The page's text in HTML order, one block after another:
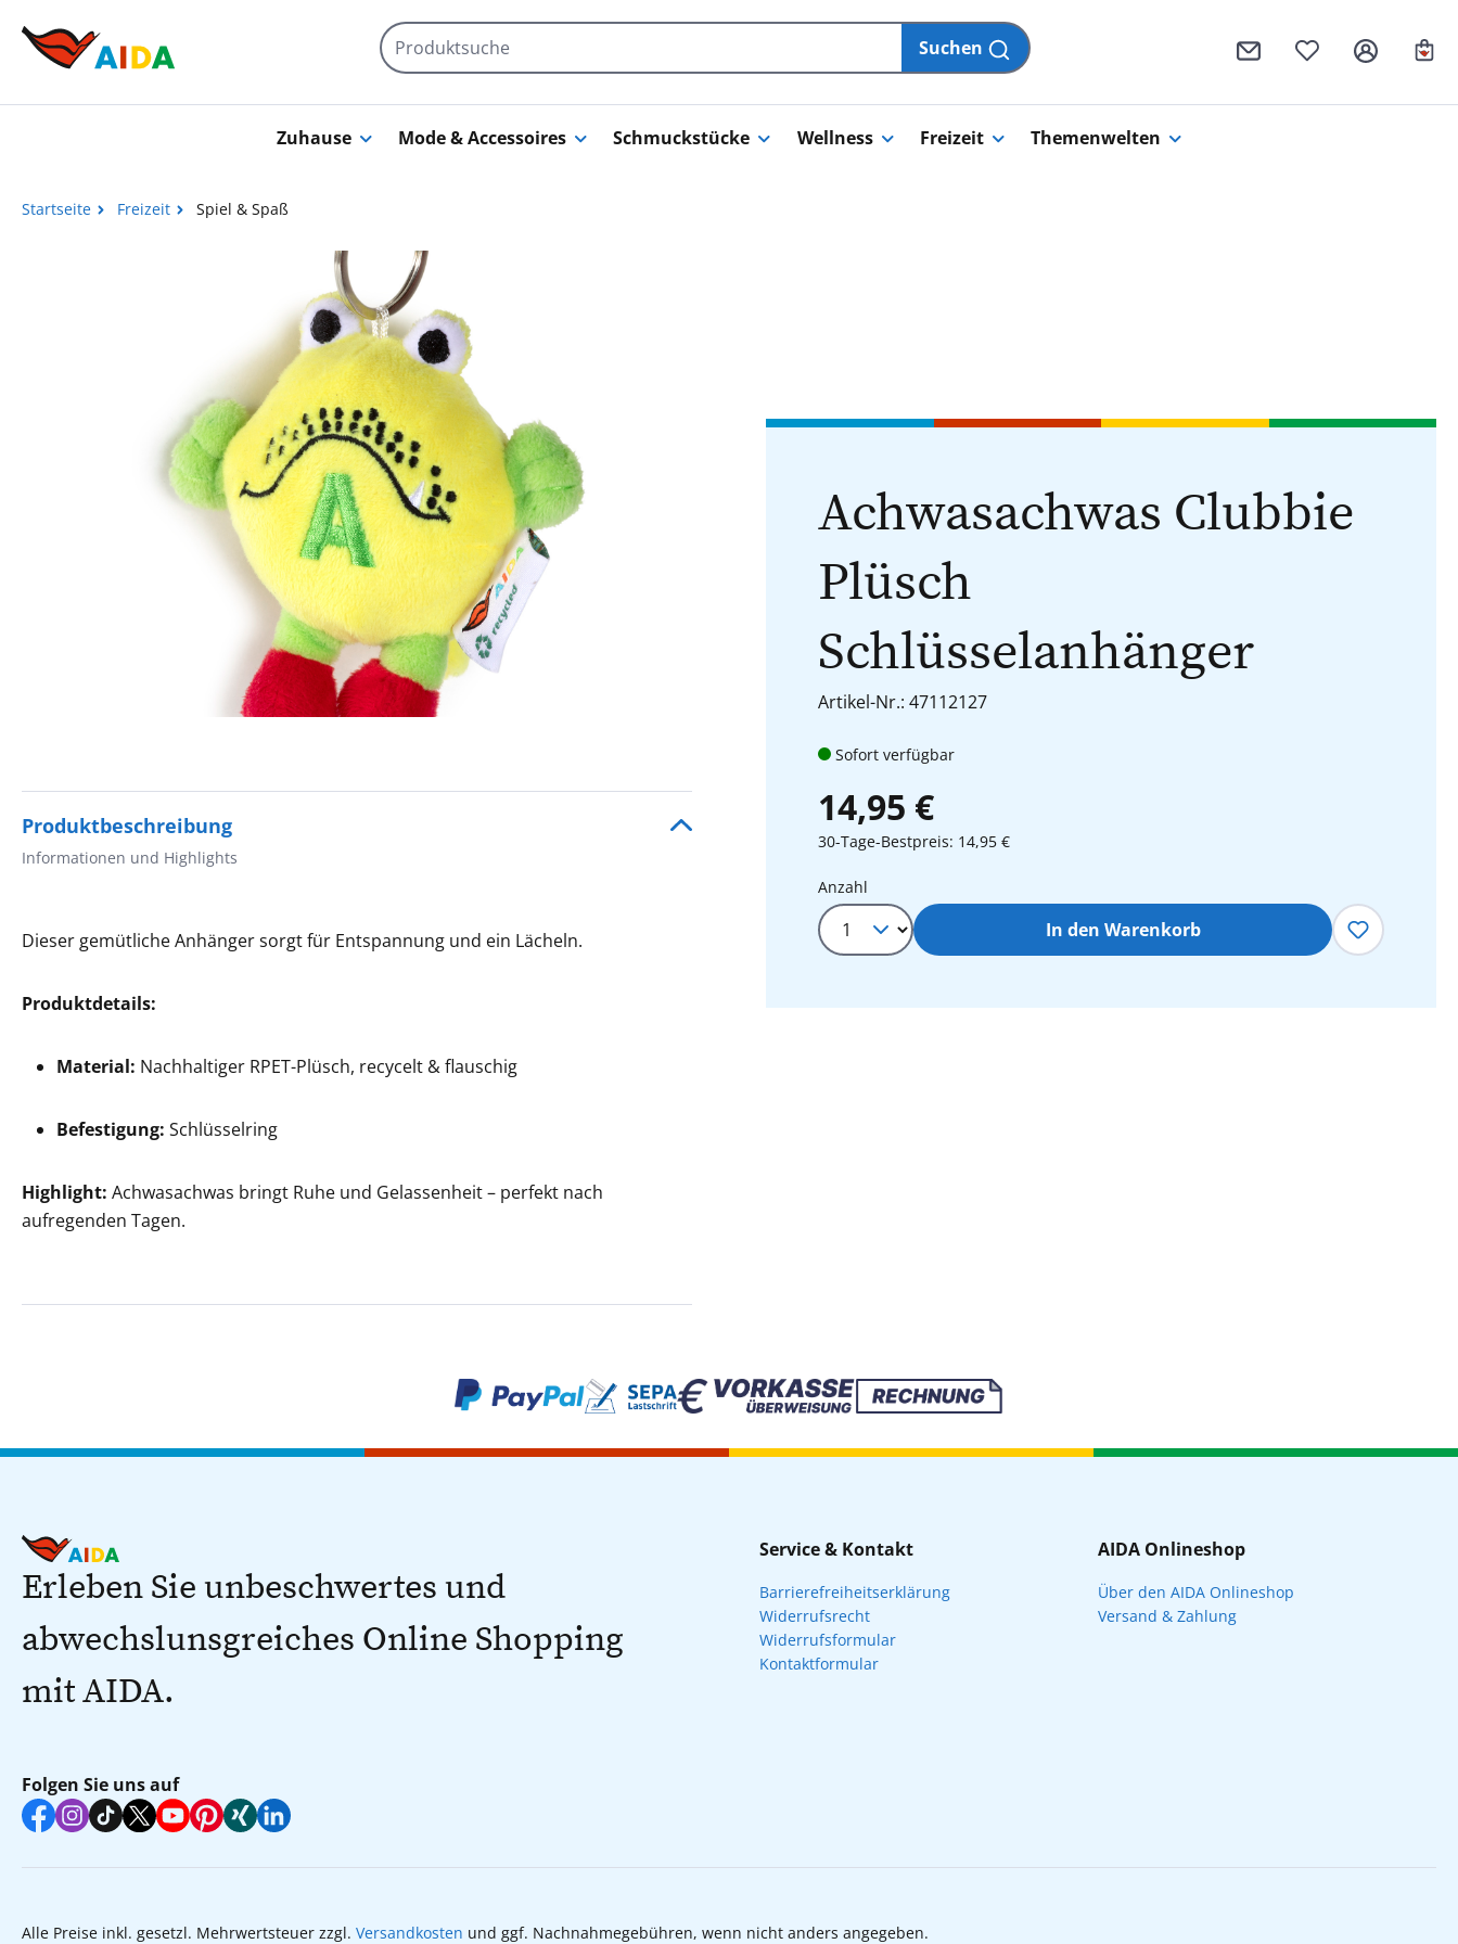
Suchen
Zuhause Mode & Accessoires Schmuckstücke Wellness Freizeit Themenwelten
Startseite Freizeit Spiel & Spaß
Achwasachwas Clubbie
Plüsch
Schlüsselanhänger
Artikel-Nr.: 47112127
Sofort verfügbar
14,95 €
30-Tage-Bestpreis: 14,95 €
Produkt Anzahl: Gib den gewünschten Wert ein
Anzahl
In den Warenkorb
Produktbeschreibung
Informationen und Highlights
Dieser gemütliche Anhänger sorgt für Entspannung und ein Lächeln.
Produktdetails:
Material: Nachhaltiger RPET-Plüsch, recycelt & flauschig
Befestigung: Schlüsselring
Highlight: Achwasachwas bringt Ruhe und Gelassenheit – perfekt nach
aufregenden Tagen.
Erleben Sie unbeschwertes und
abwechslunsgreiches Online Shopping
mit AIDA.
Folgen Sie uns auf
Service & Kontakt
Barrierefreiheitserklärung
Widerrufsrecht
Widerrufsformular
Kontaktformular
AIDA Onlineshop
Über den AIDA Onlineshop
Versand & Zahlung
Alle Preise inkl. gesetzl. Mehrwertsteuer zzgl. Versandkosten und ggf. Nachnahmegebühren, wenn nicht anders angegeben.